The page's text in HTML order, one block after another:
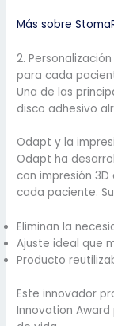
Más sobre
2.
para cada
Una de las
disco adhesivo
Odapt y la
Odapt ha
con impresión
cada paciente.
Eliminan la
Ajuste ideal que
Producto
Este innovador
Innovation